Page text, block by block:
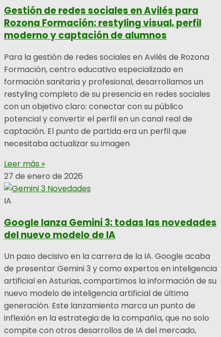
Gestión de redes sociales en Avilés para
Rozona Formación: restyling visual, perfil
moderno y captación de alumnos
Para la gestión de redes sociales en Avilés de Rozona
Formación, centro educativo especializado en
formación sanitaria y profesional, desarrollamos un
restyling completo de su presencia en redes sociales
con un objetivo claro: conectar con su público
potencial y convertir el perfil en un canal real de
captación. El punto de partida era un perfil que
necesitaba actualizar su imagen
Leer más »
27 de enero de 2026
IA
Google lanza Gemini 3: todas las novedades
del nuevo modelo de IA
Un paso decisivo en la carrera de la IA. Google acaba
de presentar Gemini 3 y como expertos en inteligencia
artificial en Asturias, compartimos la información de su
nuevo modelo de inteligencia artificial de última
generación. Este lanzamiento marca un punto de
inflexión en la estrategia de la compañía, que no solo
compite con otros desarrollos de IA del mercado,